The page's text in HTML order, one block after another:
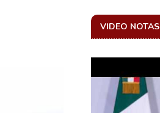
VIDEO NOTAS